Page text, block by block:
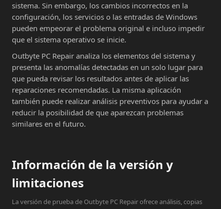
sistema. Sin embargo, los cambios incorrectos en la
configuración, los servicios o las entradas de Windows
pueden empeorar el problema original e incluso impedir
que el sistema operativo se inicie.
Outbyte PC Repair analiza los elementos del sistema y
presenta las anomalías detectadas en un solo lugar para
que pueda revisar los resultados antes de aplicar las
reparaciones recomendadas. La misma aplicación
también puede realizar análisis preventivos para ayudar a
reducir la posibilidad de que aparezcan problemas
similares en el futuro.
Información de la versión y
limitaciones
La versión de prueba de Outbyte PC Repair ofrece análisis, copias